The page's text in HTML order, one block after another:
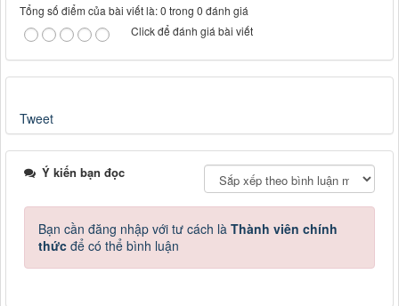
Tổng số điểm của bài viết là: 0 trong 0 đánh giá
Click để đánh giá bài viết
Tweet
Ý kiến bạn đọc
Bạn cần đăng nhập với tư cách là Thành viên chính
thức để có thể bình luận